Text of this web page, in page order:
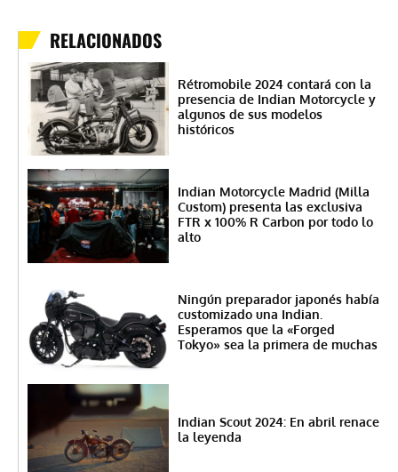
RELACIONADOS
Rétromobile 2024 contará con la
presencia de Indian Motorcycle y
algunos de sus modelos
históricos
Indian Motorcycle Madrid (Milla
Custom) presenta las exclusiva
FTR x 100% R Carbon por todo lo
alto
Ningún preparador japonés había
customizado una Indian.
Esperamos que la «Forged
Tokyo» sea la primera de muchas
Indian Scout 2024: En abril renace
la leyenda